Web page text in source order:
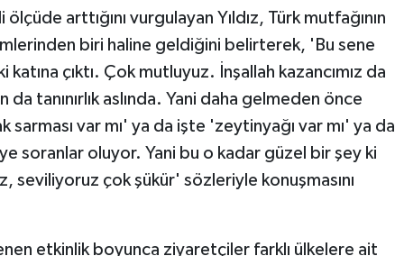
ölçüde arttığını vurgulayan Yıldız, Türk mutfağının
biri haline geldiğini belirterek, 'Bu sene
çıktı. Çok mutluyuz. İnşallah kazancımız da
da tanınırlık aslında. Yani daha gelmeden önce
var mı' ya da işte 'zeytinyağı var mı' ya da
soranlar oluyor. Yani bu o kadar güzel bir şey ki
seviliyoruz çok şükür' sözleriyle konuşmasını
etkinlik boyunca ziyaretçiler farklı ülkelere ait